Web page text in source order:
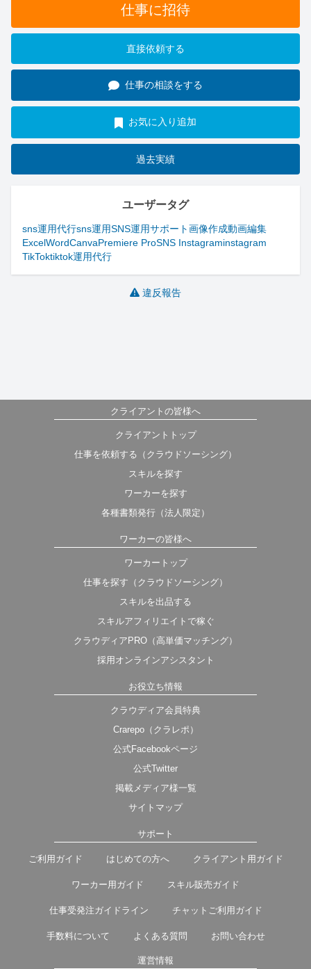
仕事に招待
直接依頼する
仕事の相談をする
お気に入り追加
過去実績
ユーザータグ
sns運用代行sns運用SNS運用サポート画像作成動画編集
ExcelWordCanvaPremiere ProSNS Instagraminstagram
TikToktiktok運用代行
違反報告
クライアントの皆様へ
クライアントトップ
仕事を依頼する（クラウドソーシング）
スキルを探す
ワーカーを探す
各種書類発行（法人限定）
ワーカーの皆様へ
ワーカートップ
仕事を探す（クラウドソーシング）
スキルを出品する
スキルアフィリエイトで稼ぐ
クラウディアPRO（高単価マッチング）
採用オンラインアシスタント
お役立ち情報
クラウディア会員特典
Crarepo（クラレポ）
公式Facebookページ
公式Twitter
掲載メディア様一覧
サイトマップ
サポート
ご利用ガイド はじめての方へ クライアント用ガイド
ワーカー用ガイド スキル販売ガイド
仕事受発注ガイドライン チャットご利用ガイド
手数料について よくある質問 お問い合わせ
運営情報